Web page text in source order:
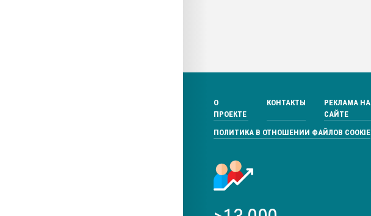
О
ПРОЕКТЕ
КОНТАКТЫ
РЕКЛАМА НА
САЙТЕ
ПОЛИТИКА В ОТНОШЕНИИ ФАЙЛОВ COOKIE